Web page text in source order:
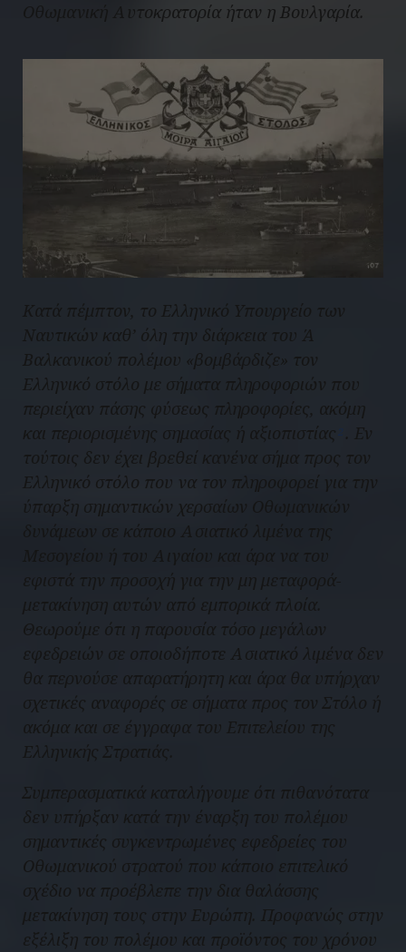
Οθωμανική Αυτοκρατορία ήταν η Βουλγαρία.
Κατά πέμπτον, το Ελληνικό Υπουργείο των
Ναυτικών καθ’ όλη την διάρκεια του Ά
Βαλκανικού πολέμου «βομβάρδιζε» τον
Ελληνικό στόλο με σήματα πληροφοριών που
περιείχαν πάσης φύσεως πληροφορίες, ακόμη
και περιορισμένης σημασίας ή αξιοπιστίας . Εν
τούτοις δεν έχει βρεθεί κανένα σήμα προς τον
Ελληνικό στόλο που να τον πληροφορεί για την
ύπαρξη σημαντικών χερσαίων Οθωμανικών
δυνάμεων σε κάποιο Ασιατικό λιμένα της
μετακίνηση αυτών από εμπορικά πλοία.
Θεωρούμε ότι η παρουσία τόσο μεγάλων
εφεδρειών σε οποιοδήποτε Ασιατικό λιμένα δεν
θα περνούσε απαρατήρητη και άρα θα υπήρχαν
σχετικές αναφορές σε σήματα προς τον Στόλο ή
ακόμα και σε έγγραφα του Επιτελείου της
Ελληνικής Στρατιάς.
Συμπερασματικά καταλήγουμε ότι πιθανότατα
δεν υπήρξαν κατά την έναρξη του πολέμου
σημαντικές συγκεντρωμένες εφεδρείες του
Οθωμανικού στρατού που κάποιο επιτελικό
σχέδιο να προέβλεπε την δια θαλάσσης
μετακίνηση τους στην Ευρώπη. Προφανώς στην
εξέλιξη του πολέμου και προϊόντος του χρόνου